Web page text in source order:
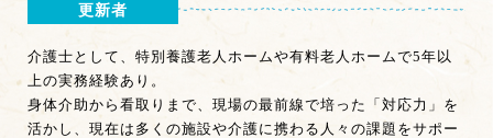
更新者
介護士として、特別養護老人ホームや有料老人ホームで5年以
上の実務経験あり。
身体介助から看取りまで、現場の最前線で培った「対応力」を
活かし、現在は多くの施設や介護に携わる人々の課題をサポー